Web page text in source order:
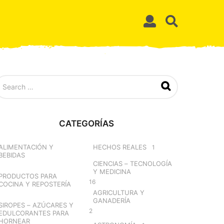
CATEGORÍAS
Y
PARA
Y REPOSTERÍA
– AZÚCARES Y
PARA
HECHOS REALES 1
CIENCIAS – TECNOLOGÍA
Y MEDICINA
16
AGRICULTURA Y
GANADERÍA
2